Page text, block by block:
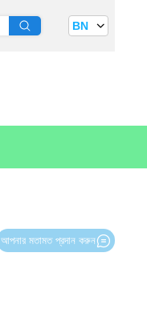
BN
আপনার মতামত প্রদান করুন